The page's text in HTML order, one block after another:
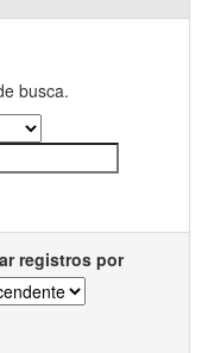
busca.
registros por